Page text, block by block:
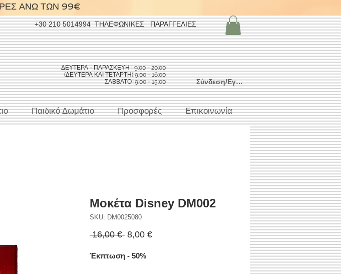
ΑΝΩ ΤΩΝ 99€
+30 210 5014994 ΤΗΛΕΦΩΝΙΚΕΣ ΠΑΡΑΓΓΕΛΙΕΣ
ΔΕΥΤΕΡΑ - ΠΑΡΑΣΚΕΥΗ | 9:00 - 20:00
(ΔΕΥΤΕΡΑ ΚΑΙ ΤΕΤΑΡΤΗ)|9:00 - 16:00
ΣΑΒΒΑΤΟ |9:00 - 15:00
Σύνδεση/Εγγραφή
Παιδικό Δωμάτιο Προσφορές Επικοινωνία
Μοκέτα Disney DM002
SKU: DM0025080
16,00 € Κανονική
8,00 €Τιμή
Έκπτωση - 50%